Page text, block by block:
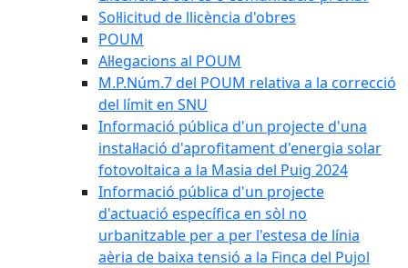
Sol·licitud de llicència d'obres
POUM
Al·legacions al POUM
M.P.Núm.7 del POUM relativa a la correcció
del límit en SNU
Informació pública d'un projecte d'una
instal·lació d'aprofitament d'energia solar
fotovoltaica a la Masia del Puig 2024
Informació pública d'un projecte
d'actuació específica en sòl no
urbanitzable per a per l'estesa de línia
aèria de baixa tensió a la Finca del Pujol